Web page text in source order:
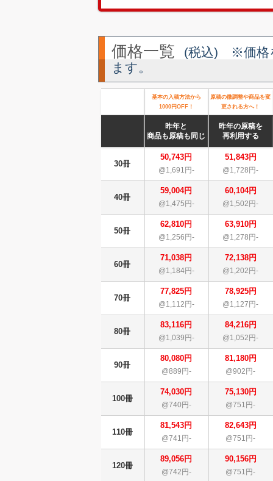
価格一覧
(税込) ※価格
ます。
基本の入稿方法から
1000円OFF！
原稿の微調整や商品を変
更される方へ！
昨年と
商品も原稿も同じ
昨年の原稿を
再利用する
30冊
50,743円
@1,691円-
51,843円
@1,728円-
40冊
59,004円
@1,475円-
60,104円
@1,502円-
50冊
62,810円
@1,256円-
63,910円
@1,278円-
60冊
71,038円
@1,184円-
72,138円
@1,202円-
70冊
77,825円
@1,112円-
78,925円
@1,127円-
80冊
83,116円
@1,039円-
84,216円
@1,052円-
90冊
80,080円
@889円-
81,180円
@902円-
100冊
74,030円
@740円-
75,130円
@751円-
110冊
81,543円
@741円-
82,643円
@751円-
120冊
89,056円
@742円-
90,156円
@751円-